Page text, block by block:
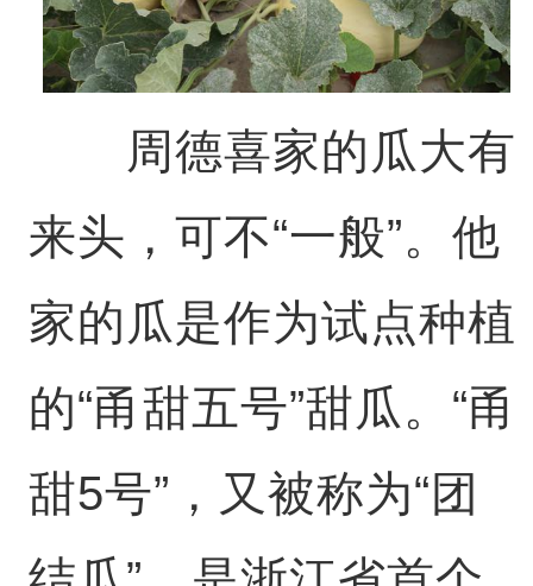
周德喜家的瓜大有
来头，可不“一般”。他
家的瓜是作为试点种植
的“甬甜五号”甜瓜。“甬
甜5号”，又被称为“团